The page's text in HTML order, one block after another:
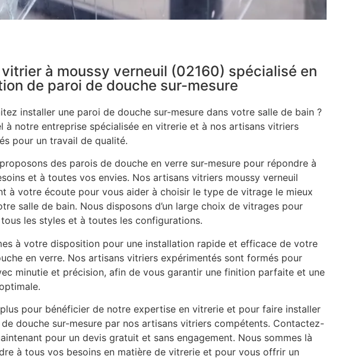
à moussy verneuil (02160) spécialisé en
de paroi de douche sur-mesure
installer une paroi de douche sur-mesure dans votre salle de bain ?
à notre entreprise spécialisée en vitrerie et à nos artisans vitriers
pour un travail de qualité.
des parois de douche en verre sur-mesure pour répondre à
et à toutes vos envies. Nos artisans vitriers moussy verneuil
à votre écoute pour vous aider à choisir le type de vitrage le mieux
salle de bain. Nous disposons d’un large choix de vitrages pour
les styles et à toutes les configurations.
à votre disposition pour une installation rapide et efficace de votre
en verre. Nos artisans vitriers expérimentés sont formés pour
minutie et précision, afin de vous garantir une finition parfaite et une
plus pour bénéficier de notre expertise en vitrerie et pour faire installer
douche sur-mesure par nos artisans vitriers compétents. Contactez-
pour un devis gratuit et sans engagement. Nous sommes là
à tous vos besoins en matière de vitrerie et pour vous offrir un